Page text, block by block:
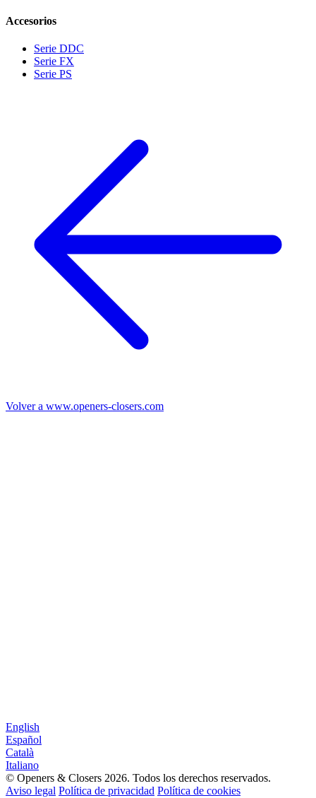
Accesorios
Serie DDC
Serie FX
Serie PS
Volver a www.openers-closers.com
English
Español
Català
Italiano
© Openers & Closers 2026. Todos los derechos reservados.
Aviso legal Política de privacidad Política de cookies